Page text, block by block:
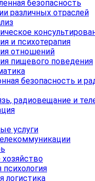
безопасность
различных отраслей
и психотерапия
отношений
пищевого поведения
безопасность и
радиовещание и
услуги
логистика